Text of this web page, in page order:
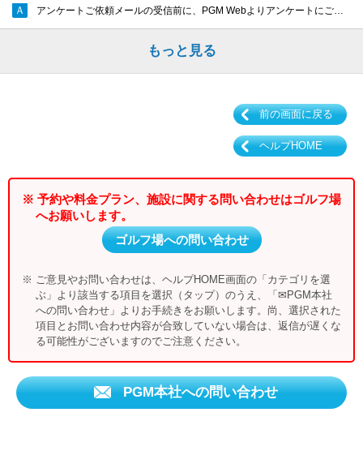
アンケートご依頼メールの受信前に、PGM Webよりアンケートにご回答いただいた場合、アンケートご依頼メールは配信されません。 また、ご利用のメールソフトにてドメイン指定受信をされている場合には、 pacificgolf.co.jp を許...
もっと見る
前の画面に戻る
ヘルプHOME
※ 予約や料金プラン、施設に関する問い合わせはゴルフ場
へお願いします。
ゴルフ場への問い合わせ
※ ご意見やお問い合わせは、ヘルプHOME画面の「カテゴリを選
ぶ」より該当する項目を選択（タップ）のうえ、「✉PGM本社
への問い合わせ」よりお手続きをお願いします。尚、選択された
項目とお問い合わせ内容が合致していない場合は、返信が遅くな
る可能性がございますのでご注意ください。
PGM本社への問い合わせ